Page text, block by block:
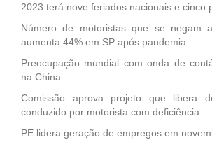
2023 terá nove feriados nacionais e cinco
Número de motoristas que se negam
aumenta 44% em SP após pandemia
Preocupação mundial com onda de
na China
Comissão aprova projeto que libera
conduzido por motorista com deficiência
PE lidera geração de empregos em